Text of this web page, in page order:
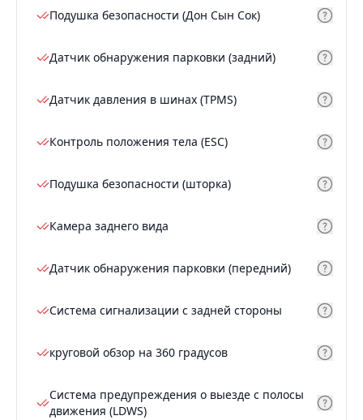
Подушка безопасности (Дон Сын Сок)
Датчик обнаружения парковки (задний)
Датчик давления в шинах (TPMS)
Контроль положения тела (ESC)
Подушка безопасности (шторка)
Камера заднего вида
Датчик обнаружения парковки (передний)
Система сигнализации с задней стороны
круговой обзор на 360 градусов
Система предупреждения о выезде с полосы
движения (LDWS)